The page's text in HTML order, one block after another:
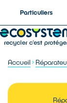
Particuliers
Accueil